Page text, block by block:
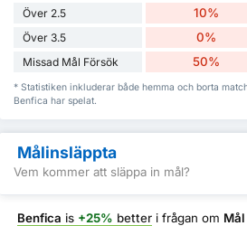
Över 2.5 10%
Över 3.5 0%
Missad Mål Försök 50%
* Statistiken inkluderar både hemma och borta
Benfica har spelat.
Målinsläppta
Vem kommer att släppa in mål?
Benfica is +25% better i frågan om